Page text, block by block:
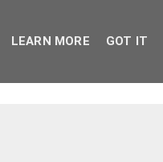
LEARN MORE GOT IT